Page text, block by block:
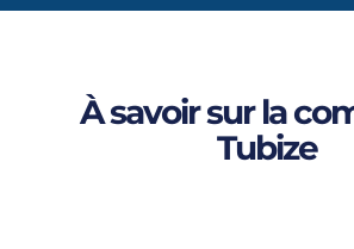
À savoir sur la
Tubize